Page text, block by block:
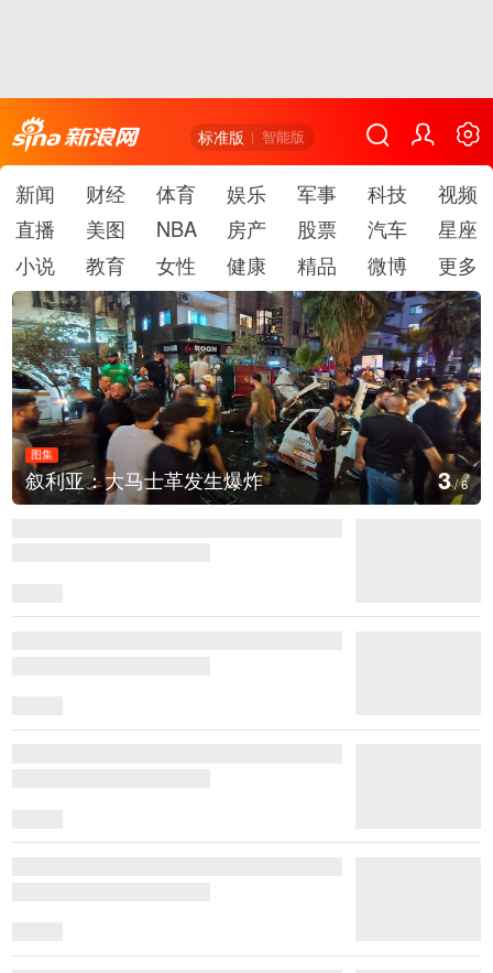
标准版 智能版
新闻 财经 体育 娱乐 军事 科技
视频
直播
美图 NBA 房产 股票 汽车
星座
小说
教育 女性 健康 精品 微博 更多
图集
叙利亚：大马士革发生爆炸 3/6